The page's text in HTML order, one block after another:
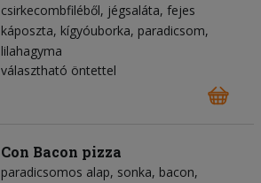
csirkecombfiléből jégsaláta fejes
káposzta kígyóuborka paradicsom
lilahagyma
választható öntettel
Con Bacon pizza
paradicsomos alap sonka bacon